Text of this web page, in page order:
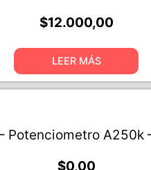
$12.000,00
LEER MÁS
Potenciometro A250k
$0,00